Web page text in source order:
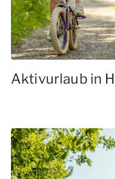
Aktivurlaub in